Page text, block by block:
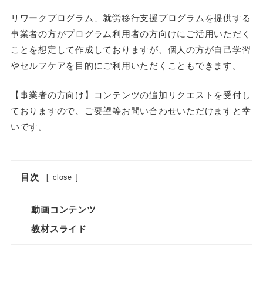
リワークプログラム、就労移行支援プログラムを提供する
事業者の方がプログラム利用者の方向けにご活用いただく
ことを想定して作成しておりますが、個人の方が自己学習
やセルフケアを目的にご利用いただくこともできます。
【事業者の方向け】コンテンツの追加リクエストを受付し
ておりますので、ご要望等お問い合わせいただけますと幸
いです。
目次 [ close ]
動画コンテンツ
教材スライド